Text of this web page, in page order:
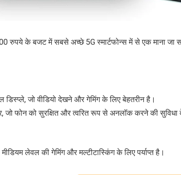
रुपये के बजट में सबसे अच्छे 5G स्मार्टफोन्स में से एक माना जा
जो वीडियो देखने और गेमिंग के लिए बेहतरीन है।
जो फोन को सुरक्षित और त्वरित रूप से अनलॉक करने की सुविधा
लेवल की गेमिंग और मल्टीटास्किंग के लिए पर्याप्त है।